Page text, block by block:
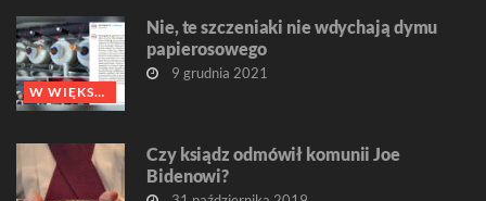
W WIĘKSZOŚCI FAŁSZ
Nie, te szczeniaki nie wdychają dymu
papierosowego
9 grudnia 2021
Czy ksiądz odmówił komunii Joe
Bidenowi?